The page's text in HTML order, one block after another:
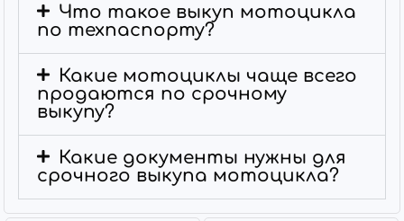
Что такое выкуп мотоцикла
по техпаспорту?
Какие мотоциклы чаще всего
продаются по срочному
выкупу?
Какие документы нужны для
срочного выкупа мотоцикла?